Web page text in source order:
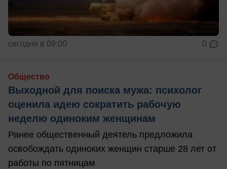
сегодня в 09:00 0
Общество
Выходной для поиска мужа: психолог
оценила идею сократить рабочую
неделю одиноким женщинам
Ранее общественный деятель предложила
освобождать одиноких женщин старше 28 лет от
работы по пятницам